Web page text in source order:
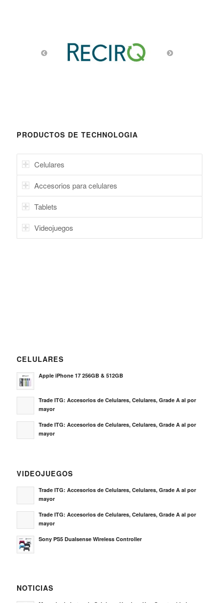
VIDEOJUEGOS
mayor
Trade ITG: Accesorios de Celulares, Celulares, Grade A al por
mayor
Sony PS5 Dualsense Wireless Controller
NOTICIAS
Mercado de Lotes de Celulares Usados: Una Oportunidad
Durante la Guerra de Aranceles
Alerta del CEO de Phison: Aumentar la producción de SSD para
satisfacer la demanda y prevenir disparo en los precios
Artificial y expone las razones por las que no han establecido